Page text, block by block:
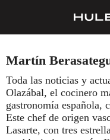
DESPENSA
BARRAS Y ESTRELLAS
DÓNDE COMER
Martín
Toda las noticias y
Olazábal, el cocinero
gastronomía española,
Este chef de origen
Lasarte, con tres